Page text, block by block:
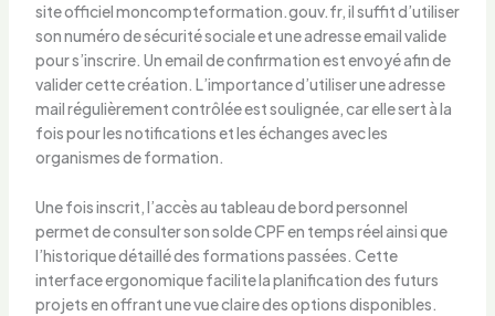
site officiel moncompteformation.gouv.fr, il suffit d’utiliser
son numéro de sécurité sociale et une adresse email valide
pour s’inscrire. Un email de confirmation est envoyé afin de
valider cette création. L’importance d’utiliser une adresse
mail régulièrement contrôlée est soulignée, car elle sert à la
fois pour les notifications et les échanges avec les
organismes de formation.
Une fois inscrit, l’accès au tableau de bord personnel
permet de consulter son solde CPF en temps réel ainsi que
l’historique détaillé des formations passées. Cette
interface ergonomique facilite la planification des futurs
projets en offrant une vue claire des options disponibles.